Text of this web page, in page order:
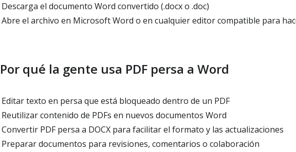
Descarga el documento Word convertido (.docx o .doc)
Abre el archivo en Microsoft Word o en cualquier editor compatible para
Por qué la gente usa PDF persa a Word
Editar texto en persa que está bloqueado dentro de un PDF
Reutilizar contenido de PDFs en nuevos documentos Word
Convertir PDF persa a DOCX para facilitar el formato y las actualizaciones
Preparar documentos para revisiones, comentarios o colaboración